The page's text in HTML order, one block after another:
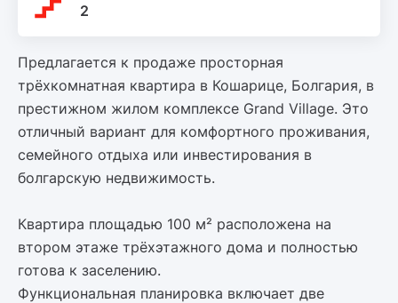
2
Предлагается к продаже просторная
трёхкомнатная квартира в Кошарице, Болгария, в
престижном жилом комплексе Grand Village. Это
отличный вариант для комфортного проживания,
семейного отдыха или инвестирования в
болгарскую недвижимость.
Квартира площадью 100 м² расположена на
втором этаже трёхэтажного дома и полностью
готова к заселению.
Функциональная планировка включает две